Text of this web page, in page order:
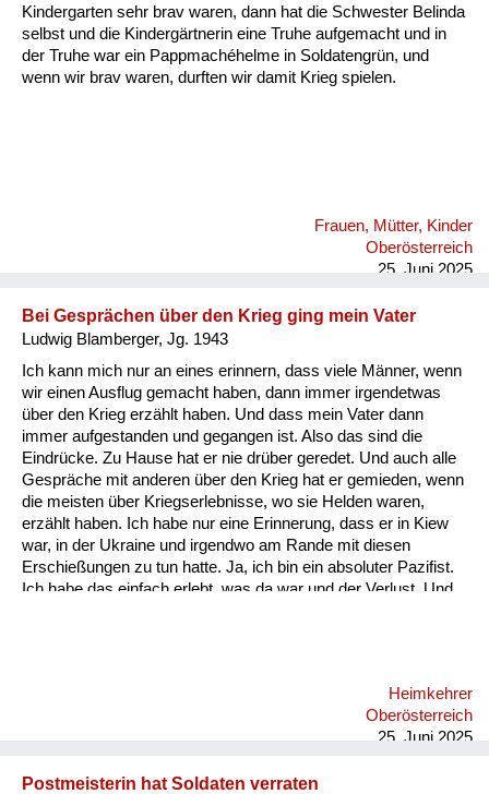
Kindergarten sehr brav waren, dann hat die Schwester Belinda
selbst und die Kindergärtnerin eine Truhe aufgemacht und in
der Truhe war ein Pappmachéhelme in Soldatengrün, und
wenn wir brav waren, durften wir damit Krieg spielen.
Frauen, Mütter, Kinder
Oberösterreich
25. Juni 2025
Bei Gesprächen über den Krieg ging mein Vater
Ludwig Blamberger, Jg. 1943
Ich kann mich nur an eines erinnern, dass viele Männer, wenn
wir einen Ausflug gemacht haben, dann immer irgendetwas
über den Krieg erzählt haben. Und dass mein Vater dann
immer aufgestanden und gegangen ist. Also das sind die
Eindrücke. Zu Hause hat er nie drüber geredet. Und auch alle
Gespräche mit anderen über den Krieg hat er gemieden, wenn
die meisten über Kriegserlebnisse, wo sie Helden waren,
erzählt haben. Ich habe nur eine Erinnerung, dass er in Kiew
war, in der Ukraine und irgendwo am Rande mit diesen
Erschießungen zu tun hatte. Ja, ich bin ein absoluter Pazifist.
Ich habe das einfach erlebt, was da war und der Verlust. Und
über Kontinente hinweg anbrüllt, und das ist einfach eineHeimkehrer
Oberösterreich
25. Juni 2025
Postmeisterin hat Soldaten verraten